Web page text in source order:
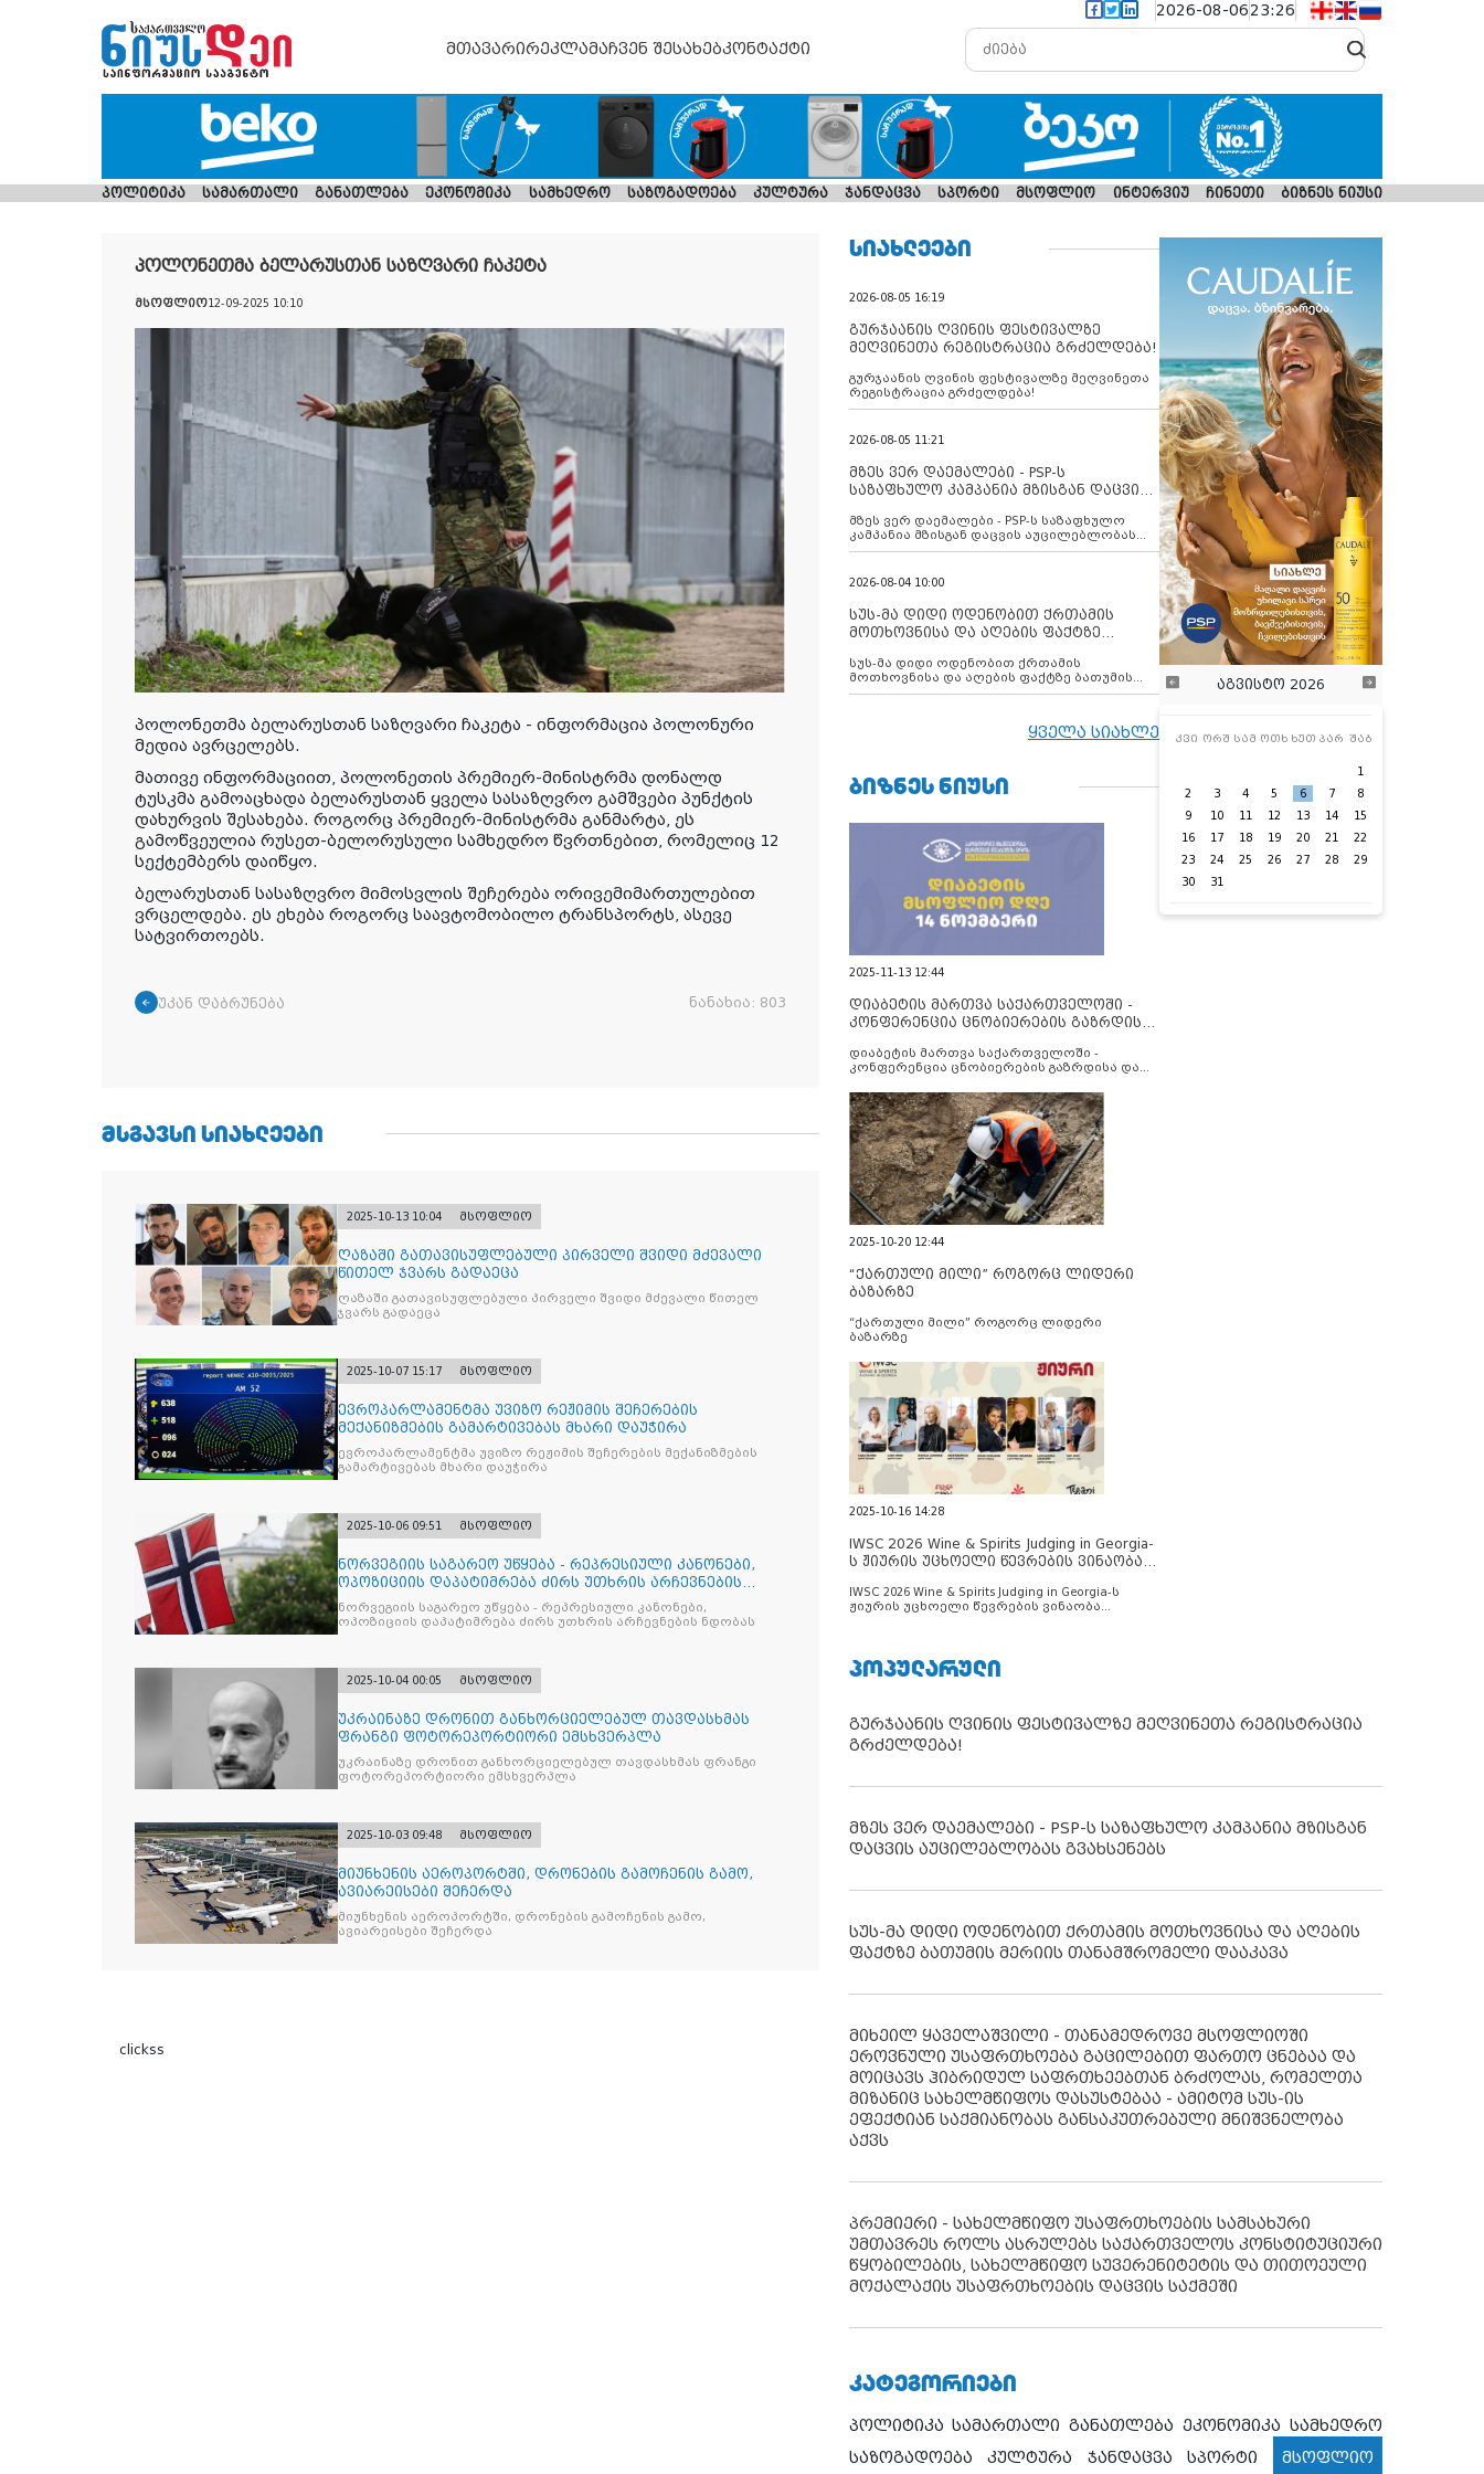
2026-08-0623:26
მთავარირეკლამაჩვენ შესახებკონტაქტი
პოლიტიკა სამართალი განათლება ეკონომიკა სამხედრო საზოგადოება კულტურა ჯანდაცვა სპორტი მსოფლიო ინტერვიუ ჩინეთი ბიზნეს ნიუსი
პოლონეთმა ბელარუსთან საზღვარი ჩაკეტა
მსოფლიო12-09-2025 10:10
პოლონეთმა ბელარუსთან საზღვარი ჩაკეტა - ინფორმაცია პოლონური
მედია ავრცელებს.
მათივე ინფორმაციით, პოლონეთის პრემიერ-მინისტრმა დონალდ
ტუსკმა გამოაცხადა ბელარუსთან ყველა სასაზღვრო გამშვები პუნქტის
დახურვის შესახება. როგორც პრემიერ-მინისტრმა განმარტა, ეს
გამოწვეულია რუსეთ-ბელორუსული სამხედრო წვრთნებით, რომელიც 12
სექტემბერს დაიწყო.
ბელარუსთან სასაზღვრო მიმოსვლის შეჩერება ორივემიმართულებით
ვრცელდება. ეს ეხება როგორც საავტომობილო ტრანსპორტს, ასევე
სატვირთოებს.
უკან დაბრუნება ნანახია: 803
ᲛᲡᲒᲐᲕᲡᲘ ᲡᲘᲐᲮᲚᲔᲔᲑᲘ
2025-10-13 10:04 მსოფლიო
ღაზაში გათავისუფლებული პირველი შვიდი მძევალი
წითელ ჯვარს გადაეცა
ღაზაში გათავისუფლებული პირველი შვიდი მძევალი წითელ
ჯვარს გადაეცა
2025-10-07 15:17 მსოფლიო
ევროპარლამენტმა უვიზო რეჟიმის შეჩერების
მექანიზმების გამარტივებას მხარი დაუჭირა
ევროპარლამენტმა უვიზო რეჟიმის შეჩერების მექანიზმების
გამარტივებას მხარი დაუჭირა
2025-10-06 09:51 მსოფლიო
ნორვეგიის საგარეო უწყება - რეპრესიული კანონები,
ოპოზიციის დაპატიმრება ძირს უთხრის არჩევნების
ნდობას
ნორვეგიის საგარეო უწყება - რეპრესიული კანონები,
ოპოზიციის დაპატიმრება ძირს უთხრის არჩევნების ნდობას
2025-10-04 00:05 მსოფლიო
უკრაინაზე დრონით განხორციელებულ თავდასხმას
ფრანგი ფოტორეპორტიორი ემსხვერპლა
უკრაინაზე დრონით განხორციელებულ თავდასხმას ფრანგი
ფოტორეპორტიორი ემსხვერპლა
2025-10-03 09:48 მსოფლიო
მიუნხენის აეროპორტში, დრონების გამოჩენის გამო,
ავიარეისები შეჩერდა
მიუნხენის აეროპორტში, დრონების გამოჩენის გამო,
ავიარეისები შეჩერდა
clickss
ᲡᲘᲐᲮᲚᲔᲔᲑᲘ
2026-08-05 16:19
გურჯაანის ღვინის ფესტივალზე
მეღვინეთა რეგისტრაცია გრძელდება!
გურჯაანის ღვინის ფესტივალზე მეღვინეთა
რეგისტრაცია გრძელდება!
2026-08-05 11:21
მზეს ვერ დაემალები - PSP-ს
საზაფხულო კამპანია მზისგან დაცვის
მზეს ვერ დაემალები - PSP-ს საზაფხულო
კამპანია მზისგან დაცვის აუცილებლობას
გვახსენებს
2026-08-04 10:00
სუს-მა დიდი ოდენობით ქრთამის
მოთხოვნისა და აღების ფაქტზე
დააკავა
სუს-მა დიდი ოდენობით ქრთამის
მოთხოვნისა და აღების ფაქტზე ბათუმის
მერიის თანამშრომელი დააკავა
ყველა სიახლე
ᲑᲘᲖᲜᲔᲡ ᲜᲘᲣᲡᲘ
2025-11-13 12:44
დიაბეტის მართვა საქართველოში -
კონფერენცია ცნობიერების გაზრდისა
დიაბეტის მართვა საქართველოში -
კონფერენცია ცნობიერების გაზრდისა და
2025-10-20 12:44
“ქართული მილი” როგორც ლიდერი
ბაზარზე
“ქართული მილი” როგორც ლიდერი
ბაზარზე
2025-10-16 14:28
IWSC 2026 Wine & Spirits Judging in Georgia-
ს ჟიურის უცხოელი წევრების ვინაობა
IWSC 2026 Wine & Spirits Judging in Georgia-ს
ჟიურის უცხოელი წევრების ვინაობა
აგვისტო 2026
კვი ორშ სამ ოთხ ხუთ პარ შაბ
1
2
3 4 5 6 7
8
9
10 11 12 13 14
15
16
17 18 19 20 21
22
23
24 25 26 27 28
29
30
31
ᲞᲝᲞᲣᲚᲐᲠᲣᲚᲘ
გურჯაანის ღვინის ფესტივალზე მეღვინეთა რეგისტრაცია
გრძელდება!
მზეს ვერ დაემალები - PSP-ს საზაფხულო კამპანია მზისგან
დაცვის აუცილებლობას გვახსენებს
სუს-მა დიდი ოდენობით ქრთამის მოთხოვნისა და აღების
ფაქტზე ბათუმის მერიის თანამშრომელი დააკავა
მიხეილ ყაველაშვილი - თანამედროვე მსოფლიოში
ეროვნული უსაფრთხოება გაცილებით ფართო ცნებაა და
მოიცავს ჰიბრიდულ საფრთხეებთან ბრძოლას, რომელთა
მიზანიც სახელმწიფოს დასუსტებაა - ამიტომ სუს-ის
ეფექტიან საქმიანობას განსაკუთრებული მნიშვნელობა
აქვს
პრემიერი - სახელმწიფო უსაფრთხოების სამსახური
უმთავრეს როლს ასრულებს საქართველოს კონსტიტუციური
წყობილების, სახელმწიფო სუვერენიტეტის და თითოეული
მოქალაქის უსაფრთხოების დაცვის საქმეში
ᲙᲐᲢᲔᲒᲝᲠᲘᲔᲑᲘ
პოლიტიკა სამართალი განათლება ეკონომიკა სამხედრო
საზოგადოება
კულტურა ჯანდაცვა სპორტი მსოფლიო